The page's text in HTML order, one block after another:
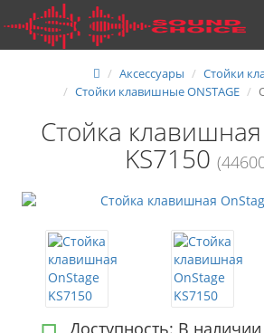
Аксессуары
Стойки
Стойки клавишные ONSTAGE
Стойка
KS7150
Доступность: В наличии